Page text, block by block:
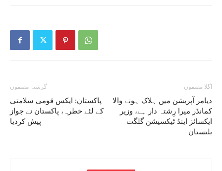
گزشتہ مضمون
پاکستان: ایکس قومی سلامتی
کے لئے خطرہ، پاکستان نے جواز
پیش کردیا
اگلا مضمون
دیامر آپریشن میں ہلاک ہونے والا
کمانڈر میرا رِشتہ دار ہے، وزیر
ایکسائز اینڈ ٹیکسیشن گلگت
بلتستان